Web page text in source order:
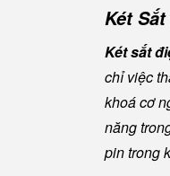
Két
Két sắt
chỉ việc
khoá cơ
năng
pin trong